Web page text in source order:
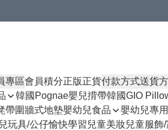
專區會員積分正版正貨付款方式送貨
韓國Pognae嬰兒揹帶韓國GIO
帶圍牆式地墊嬰幼兒食品 嬰幼兒專
玩具/公仔愉快學習兒童美妝兒童服飾